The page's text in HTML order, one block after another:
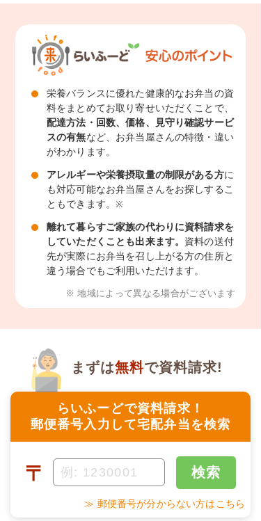
栄養バランスに優れた健康的なお弁当の資
料をまとめてお取り寄せいただくことで、
配達方法・回数、価格、見守り確認サービ
スの有無など、お弁当屋さんの特徴・違い
がわかります。
アレルギーや栄養摂取量の制限がある方に
も対応可能なお弁当屋さんをお探しするこ
ともできます。※
離れて暮らすご家族の代わりに資料請求を
していただくことも出来ます。 資料の送付
先が実際にお弁当を召し上がる方の住所と
違う場合でもご利用いただけます。
※ 地域によって異なる場合がございます
らいふーどで資料請求！
郵便番号入力して宅配弁当を検索
まずは無料で資料請求!
〒 検索
≫ 郵便番号が分からない方はこちら